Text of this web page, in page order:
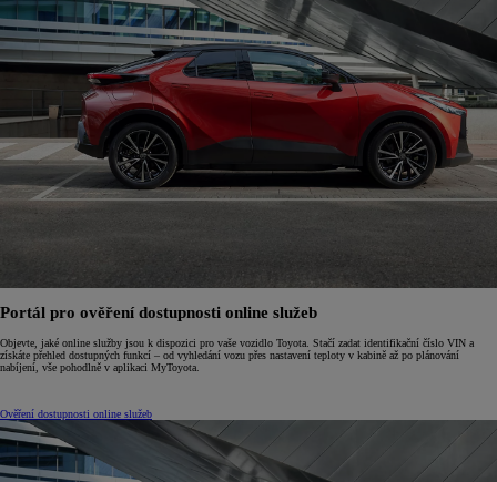
Portál pro ověření dostupnosti online služeb
Objevte, jaké online služby jsou k dispozici pro vaše vozidlo Toyota. Stačí zadat identifikační číslo VIN a
získáte přehled dostupných funkcí – od vyhledání vozu přes nastavení teploty v kabině až po plánování
nabíjení, vše pohodlně v aplikaci MyToyota.
Ověření dostupnosti online služeb